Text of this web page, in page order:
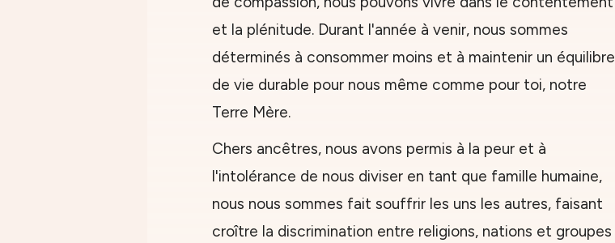
et la plénitude. Durant l'année à venir, nous sommes
déterminés à consommer moins et à maintenir un équilibre
de vie durable pour nous même comme pour toi, notre
Terre Mère.
Chers ancêtres, nous avons permis à la peur et à
l'intolérance de nous diviser en tant que famille humaine,
nous nous sommes fait souffrir les uns les autres, faisant
croître la discrimination entre religions, nations et groupes